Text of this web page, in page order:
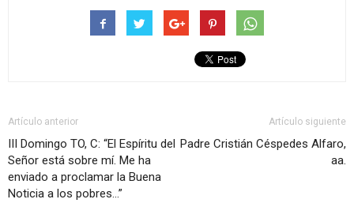
Artículo anterior
III Domingo TO, C: “El Espíritu del
Señor está sobre mí. Me ha
enviado a proclamar la Buena
Noticia a los pobres…”
Artículo siguiente
Padre Cristián Céspedes Alfaro,
aa.